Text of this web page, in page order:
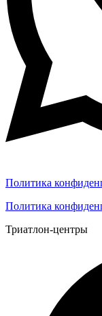
Политика
Политика
Триатлон-центры